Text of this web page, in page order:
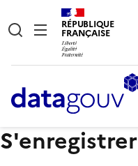
RÉPUBLIQUE
FRANÇAISE
S'enregistrer